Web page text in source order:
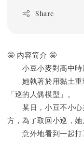
Share
🤩 内容简介 🤩
小豆小麥對高中時
她執著於用黏土重
「巡的人偶模型」。
某日，小豆不小心
方，為了取回小巡，她
意外地看到一起打